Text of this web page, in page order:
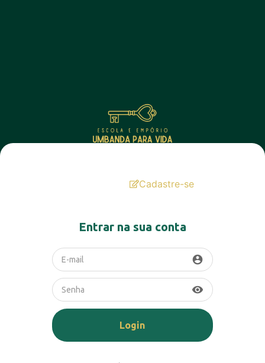
Cadastre-se
Entrar na sua conta
account_circle
visibility